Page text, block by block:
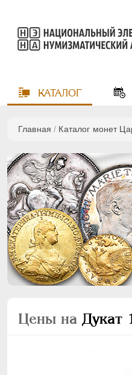
КАТАЛОГ
Главная / Каталог монет
Цены на Дукат